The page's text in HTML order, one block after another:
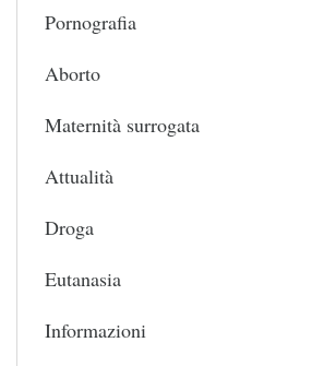
Pornografia
Aborto
Maternità surrogata
Attualità
Droga
Eutanasia
Informazioni